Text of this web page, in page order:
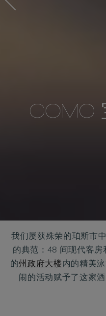
COMO
我们屡获殊荣的珀斯市
的典范：48 间现代客
的州政府大楼 内的精美
闹的活动赋予了这家